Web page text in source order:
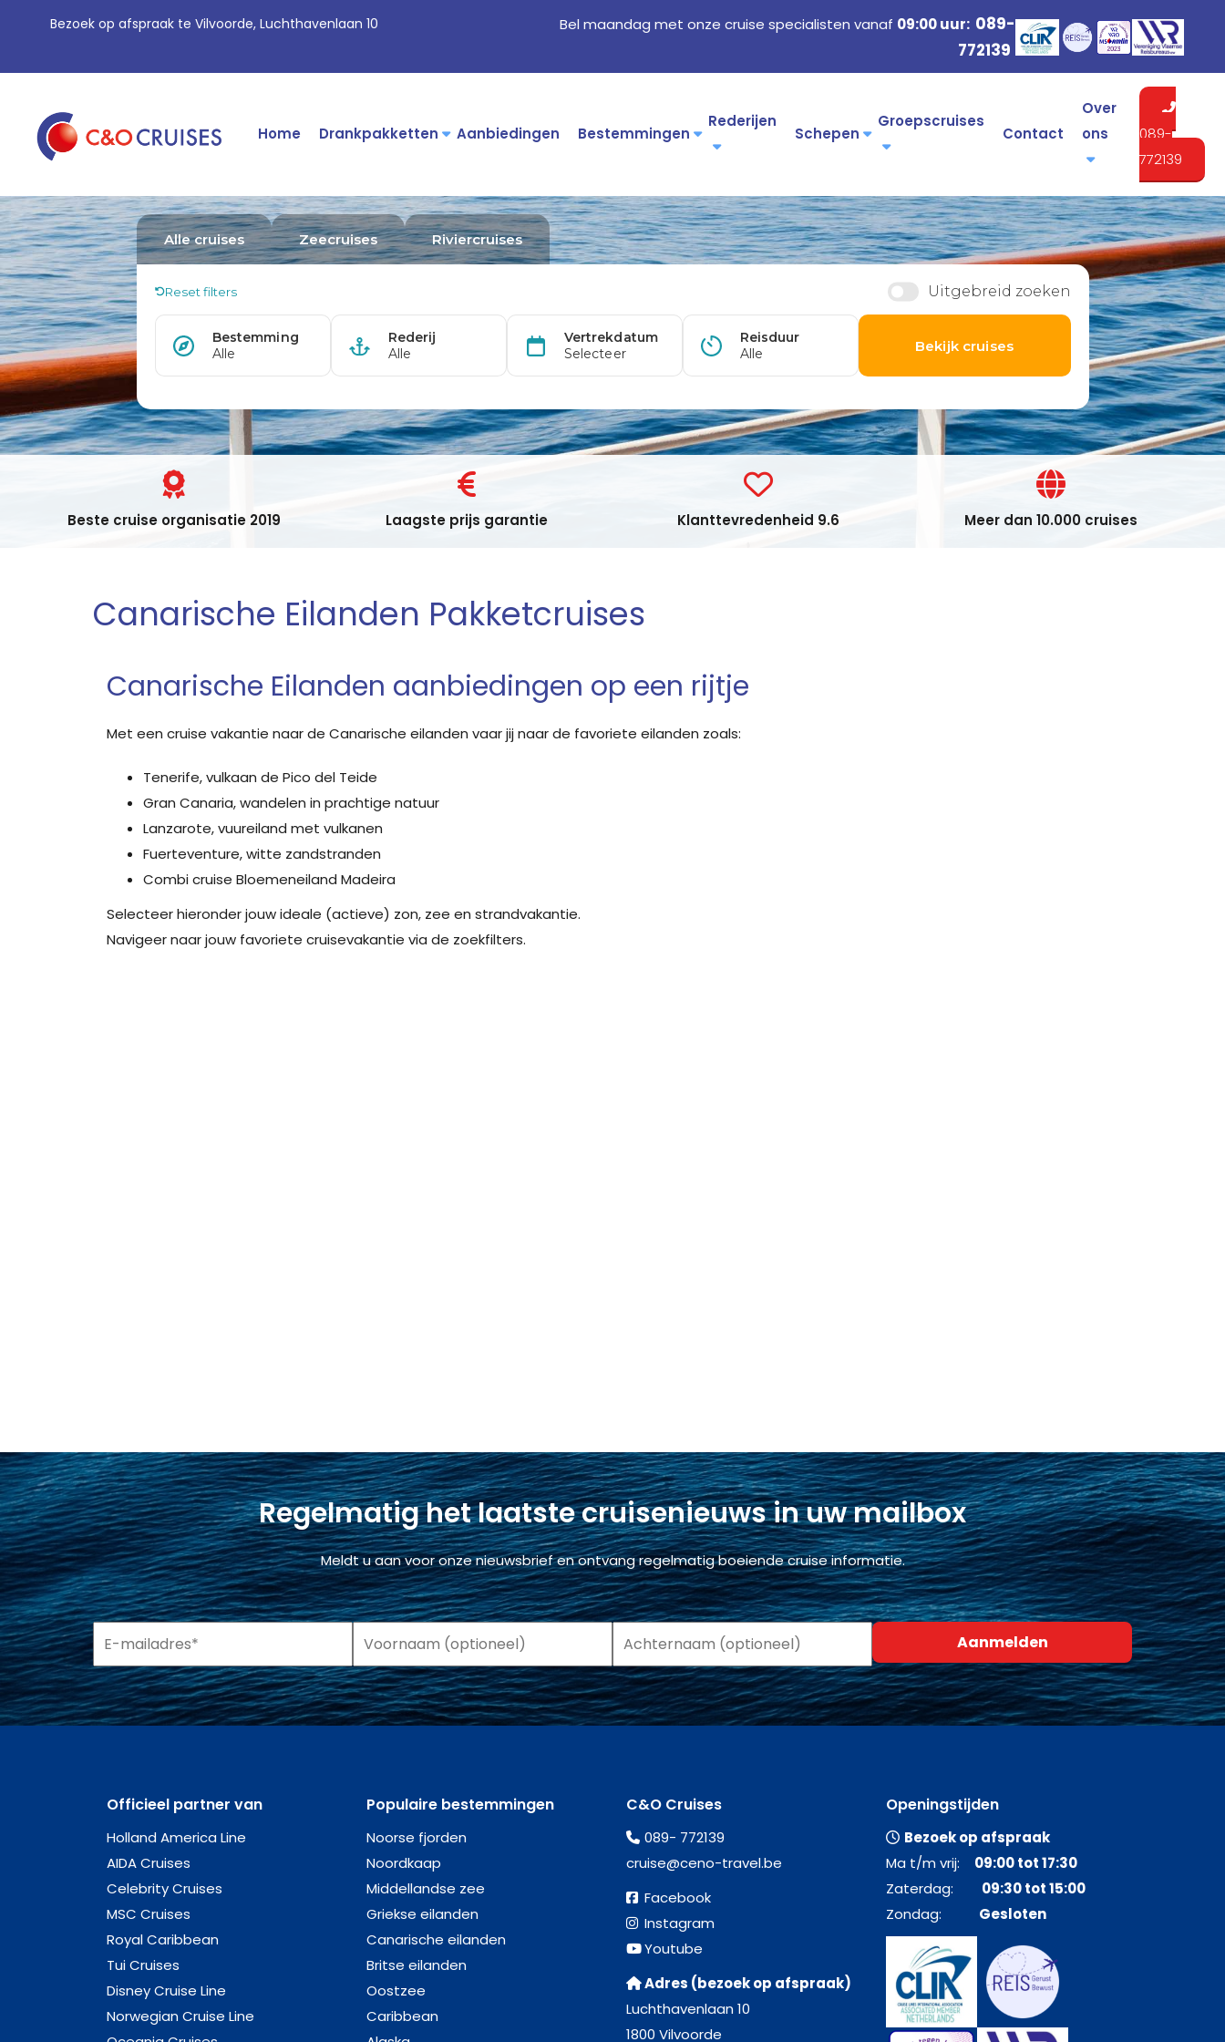
Bezoek op afspraak te Vilvoorde, Luchthavenlaan 10 Bel maandag met onze cruise specialisten vanaf 09:00 uur: 089-
772139
Home Drankpakketten Aanbiedingen Bestemmingen
Rederijen
Schepen
Groepscruises
Contact
Over
ons
089-
772139
Beste cruise organisatie 2019 Laagste prijs garantie Klanttevredenheid 9.6 Meer dan 10.000 cruises
Canarische Eilanden Pakketcruises
Canarische Eilanden aanbiedingen op een rijtje
Met een cruise vakantie naar de Canarische eilanden vaar jij naar de favoriete eilanden zoals:
Tenerife, vulkaan de Pico del Teide
Gran Canaria, wandelen in prachtige natuur
Lanzarote, vuureiland met vulkanen
Fuerteventure, witte zandstranden
Combi cruise Bloemeneiland Madeira
Selecteer hieronder jouw ideale (actieve) zon, zee en strandvakantie.
Navigeer naar jouw favoriete cruisevakantie via de zoekfilters.
Regelmatig het laatste cruisenieuws in uw mailbox
Meldt u aan voor onze nieuwsbrief en ontvang regelmatig boeiende cruise informatie.
Officieel partner van
Holland America Line
AIDA Cruises
Celebrity Cruises
MSC Cruises
Royal Caribbean
Tui Cruises
Disney Cruise Line
Norwegian Cruise Line
Populaire bestemmingen
Noorse fjorden
Noordkaap
Middellandse zee
Griekse eilanden
Canarische eilanden
Britse eilanden
Oostzee
Caribbean
C&O Cruises
089- 772139
cruise@ceno-travel.be
Facebook
Instagram
Youtube
Adres (bezoek op afspraak)
Luchthavenlaan 10
1800 Vilvoorde
Openingstijden
Bezoek op afspraak
Ma t/m vrij: 09:00 tot 17:30
Zaterdag: 09:30 tot 15:00
Zondag: Gesloten